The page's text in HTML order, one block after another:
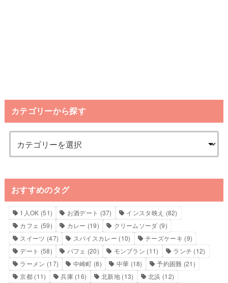
カテゴリーから探す
おすすめのタグ
1人OK (51) お酒デート (37) インスタ映え (82)
カフェ (59) カレー (19) クリームソーダ (9)
スイーツ (47) スパイスカレー (10) チーズケーキ (9)
デート (58) パフェ (20) モンブラン (11) ランチ (12)
ラーメン (17) 中崎町 (8) 中華 (18) 予約困難 (21)
京都 (11) 兵庫(16) 北新地(13) 北浜 (12)